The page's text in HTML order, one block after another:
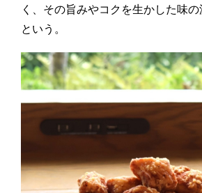
く、その旨みやコクを生かした味
という。